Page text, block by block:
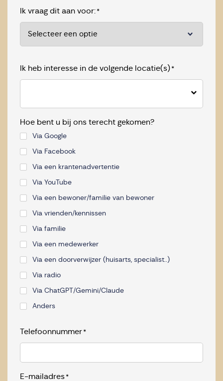
Ik vraag dit aan voor: *
Ik heb interesse in de volgende locatie(s) *
Hoe bent u bij ons terecht gekomen?
Via Google
Via Facebook
Via een krantenadvertentie
Via YouTube
Via een bewoner/familie van bewoner
Via vrienden/kennissen
Via familie
Via een medewerker
Via een doorverwijzer (huisarts, specialist..)
Via radio
Via ChatGPT/Gemini/Claude
Anders
Telefoonnummer *
E-mailadres *